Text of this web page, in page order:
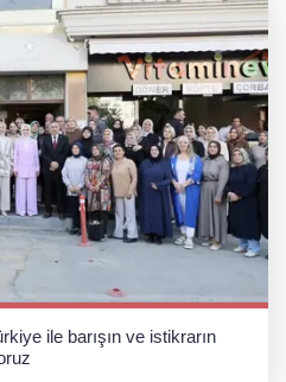
ile barışın ve istikrarın